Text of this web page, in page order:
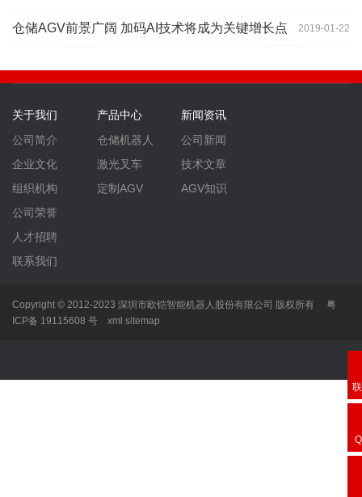
2019-01-22
仓储AGV前景广阔 加码AI技术将成为关键增长点
关于我们
公司简介
企业文化
组织机构
公司荣誉
人才招聘
联系我们
产品中心
仓储机器人
激光叉车
定制AGV
新闻资讯
公司新闻
技术文章
AGV知识
Copyright © 2012-2023 深圳市欧铠智能机器人股份有限公司 版权所有
粤
ICP备 19115608 号
xml sitemap